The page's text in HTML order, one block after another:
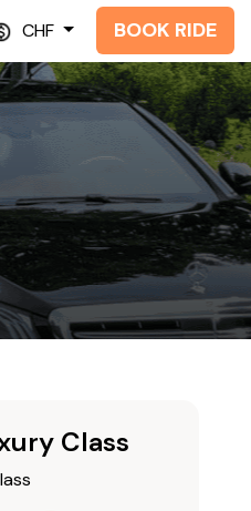
CHF BOOK RIDE
Class